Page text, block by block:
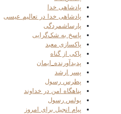
پادشاهی خدا
پادشاهی خدا در تعالیم عیسی
پارساشمردگی
پاسخ به شک‌گرایی
پاکسازی معبد
پاکی از گناه
پدیدآورنده_ایمان
پسر ارشد
پطرس رسول
پناهگاه امن در خداوند
پولس رسول
پیام انجیل برای امروز